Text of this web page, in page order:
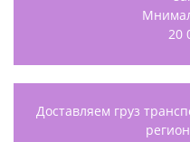
20
Доставляем груз